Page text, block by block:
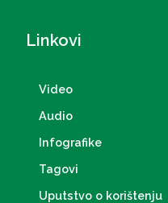
Linkovi
Video
Audio
Infografike
Tagovi
Uputstvo o korištenju